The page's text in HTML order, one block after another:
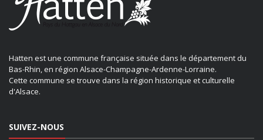
Hatten est une commune française située dans le département du
Bas-Rhin, en région Alsace-Champagne-Ardenne-Lorraine.
Cette commune se trouve dans la région historique et culturelle
d'Alsace.
SUIVEZ-NOUS